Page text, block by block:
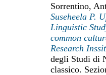
Sorrentino,
Suseheela P.
Linguistic
common
Research
degli Studi di
classico.